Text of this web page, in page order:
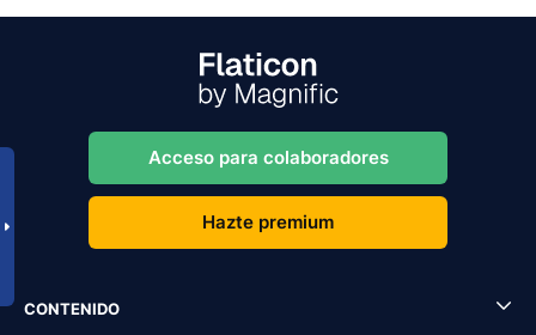
Acceso para colaboradores
Hazte premium
CONTENIDO